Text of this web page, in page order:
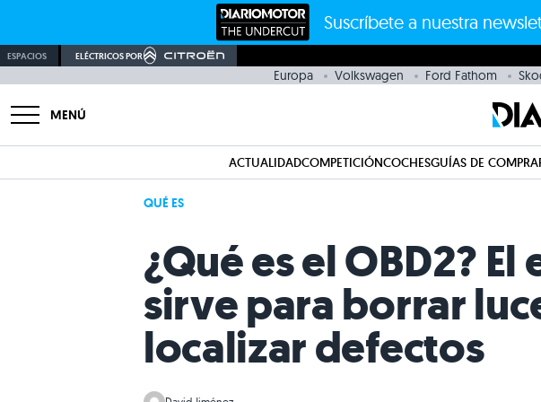
Suscríbete a nuestra
ESPACIOS ELÉCTRICOS POR
Europa Volkswagen Ford Fathom
MENÚ
ACTUALIDADCOMPETICIÓNCOCHESGUÍAS DE COMPRA
QUÉ ES
¿Qué es el OBD2?
sirve para borrar
localizar defectos